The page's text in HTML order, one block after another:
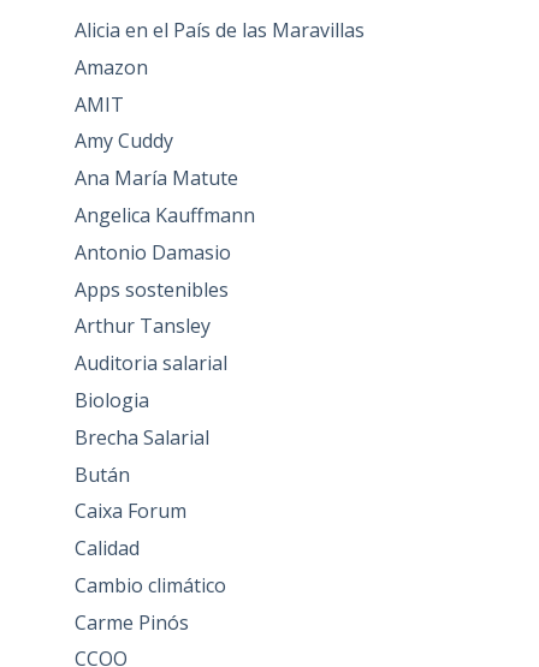
Alicia en el País de las Maravillas
Amazon
AMIT
Amy Cuddy
Ana María Matute
Angelica Kauffmann
Antonio Damasio
Apps sostenibles
Arthur Tansley
Auditoria salarial
Biologia
Brecha Salarial
Bután
Caixa Forum
Calidad
Cambio climático
Carme Pinós
CCOO